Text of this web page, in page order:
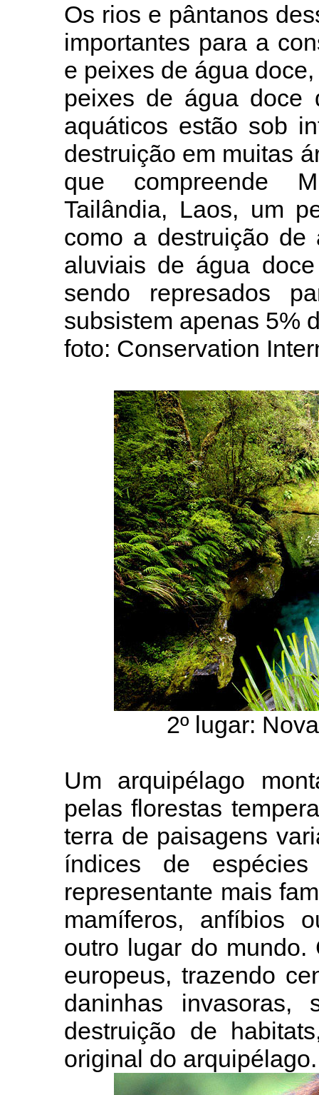
Os rios e pântanos
importantes para a
e peixes de água
peixes de água doce
aquáticos estão sob
destruição em muitas
que compreende
Tailândia, Laos, um
como a destruição de
aluviais de água
sendo represados
subsistem apenas 5%
foto: Conservation
2º lugar:
Um arquipélago
pelas florestas
terra de paisagens
índices de
representante mais
mamíferos, anfíbios
outro lugar do
europeus, trazendo
daninhas
destruição de
original do arquipélago.